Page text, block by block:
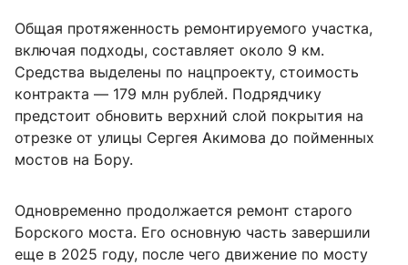
Общая протяженность ремонтируемого участка,
включая подходы, составляет около 9 км.
Средства выделены по нацпроекту, стоимость
контракта — 179 млн рублей. Подрядчику
предстоит обновить верхний слой покрытия на
отрезке от улицы Сергея Акимова до пойменных
мостов на Бору.
Одновременно продолжается ремонт старого
Борского моста. Его основную часть завершили
еще в 2025 году, после чего движение по мосту